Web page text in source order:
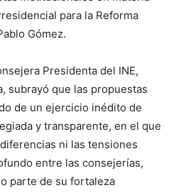
para la Reforma
Gómez.
Presidenta del INE,
subrayó que las propuestas
de un ejercicio inédito de
y transparente, en el que
ni las tensiones
entre las consejerías,
parte de su fortaleza